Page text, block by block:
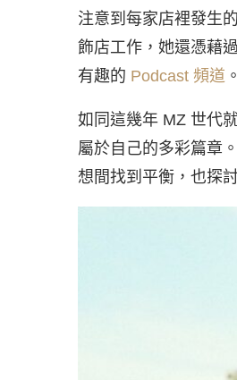
注意到每家店裡發生
飾店工作，她還憑藉
有趣的 Podcast 頻道 。
如同這幾年 MZ 世代
屬於自己的多彩篇章
想間找到平衡，也探